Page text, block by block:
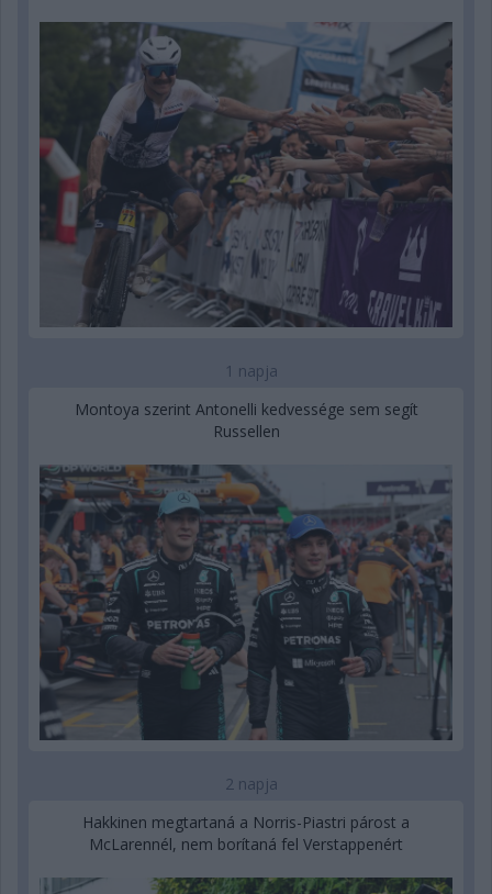
1 napja
Montoya szerint Antonelli kedvessége sem segít
Russellen
2 napja
Hakkinen megtartaná a Norris-Piastri párost a
McLarennél, nem borítaná fel Verstappenért